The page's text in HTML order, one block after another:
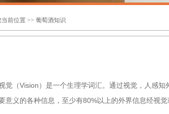
当前位置 >> 葡萄酒知识
觉（Vision）是一个生理学词汇。通过视觉，人感
意义的各种信息，至少有80%以上的外界信息经视觉